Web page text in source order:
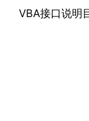
VBA接口说明